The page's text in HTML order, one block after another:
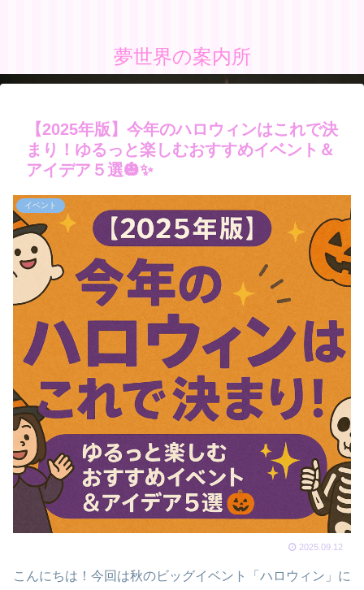
夢世界の案内所
【2025年版】今年のハロウィンはこれで決
まり！ゆるっと楽しむおすすめイベント＆
アイデア５選🎃✨
イベント
2025.09.12
こんにちは！今回は秋のビッグイベント「ハロウィン」に